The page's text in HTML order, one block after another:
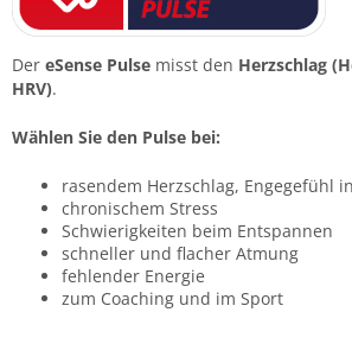
Der eSense Pulse misst den Herzschlag
HRV).
Wählen Sie den Pulse bei:
rasendem Herzschlag, Engegefühl
chronischem Stress
Schwierigkeiten beim Entspannen
schneller und flacher Atmung
fehlender Energie
zum Coaching und im Sport